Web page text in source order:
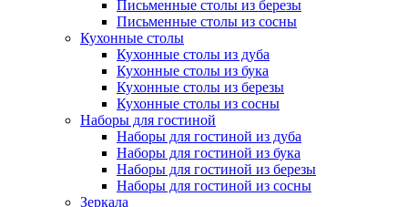
Письменные столы из березы
Письменные столы из сосны
Кухонные столы
Кухонные столы из дуба
Кухонные столы из бука
Кухонные столы из березы
Кухонные столы из сосны
Наборы для гостиной
Наборы для гостиной из дуба
Наборы для гостиной из бука
Наборы для гостиной из березы
Наборы для гостиной из сосны
Зеркала